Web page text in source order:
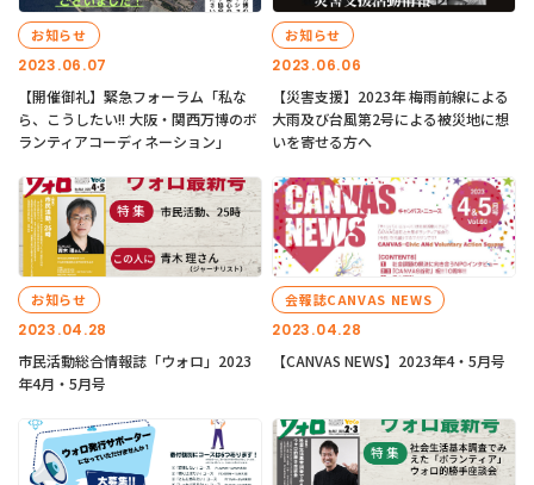
2023.06.07
お知らせ
【開催御礼】緊急フォーラム「私な
ら、こうしたい!! 大阪・関西万博のボ
ランティアコーディネーション」
2023.06.06
お知らせ
【災害支援】2023年 梅雨前線による
大雨及び台風第2号による被災地に想
いを寄せる方へ
2023.04.28
お知らせ
市民活動総合情報誌「ウォロ」2023
年4月・5月号
2023.04.28
会報誌CANVAS NEWS
【CANVAS NEWS】2023年4・5月号